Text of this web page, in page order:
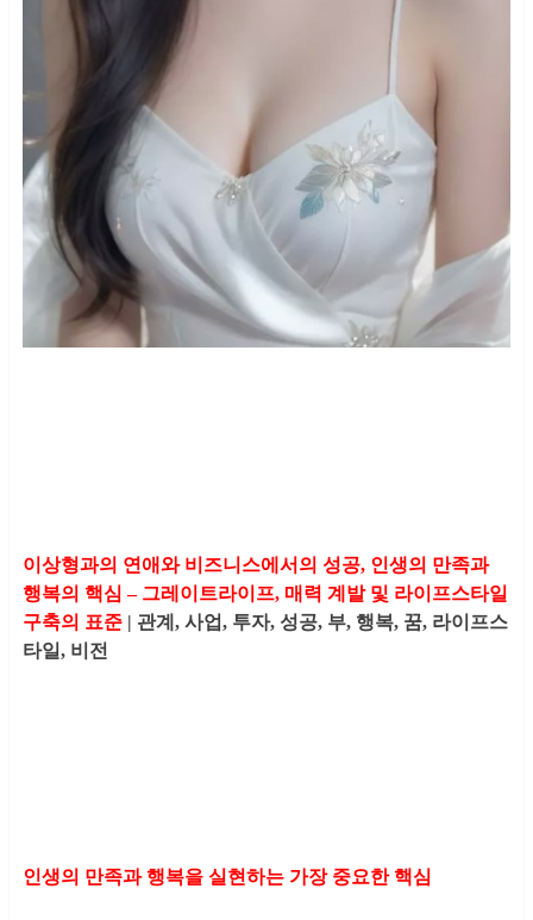
이상형과의 연애와 비즈니스에서의 성공, 인생의 만족과
행복의 핵심 – 그레이트라이프, 매력 계발 및 라이프스타일
구축의 표준| 관계, 사업, 투자, 성공, 부, 행복, 꿈, 라이프스
타일, 비전
인생의 만족과 행복을 실현하는 가장 중요한 핵심